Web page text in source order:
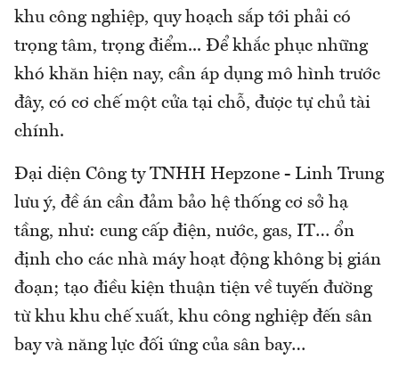
khu công nghiệp, quy hoạch sắp tới phải có
trọng tâm, trọng điểm... Để khắc phục những
khó khăn hiện nay, cần áp dụng mô hình trước
đây, có cơ chế một cửa tại chỗ, được tự chủ tài
chính.
Đại diện Công ty TNHH Hepzone - Linh Trung
lưu ý, đề án cần đảm bảo hệ thống cơ sở hạ
tầng, như: cung cấp điện, nước, gas, IT… ổn
định cho các nhà máy hoạt động không bị gián
đoạn; tạo điều kiện thuận tiện về tuyến đường
từ khu khu chế xuất, khu công nghiệp đến sân
bay và năng lực đối ứng của sân bay…